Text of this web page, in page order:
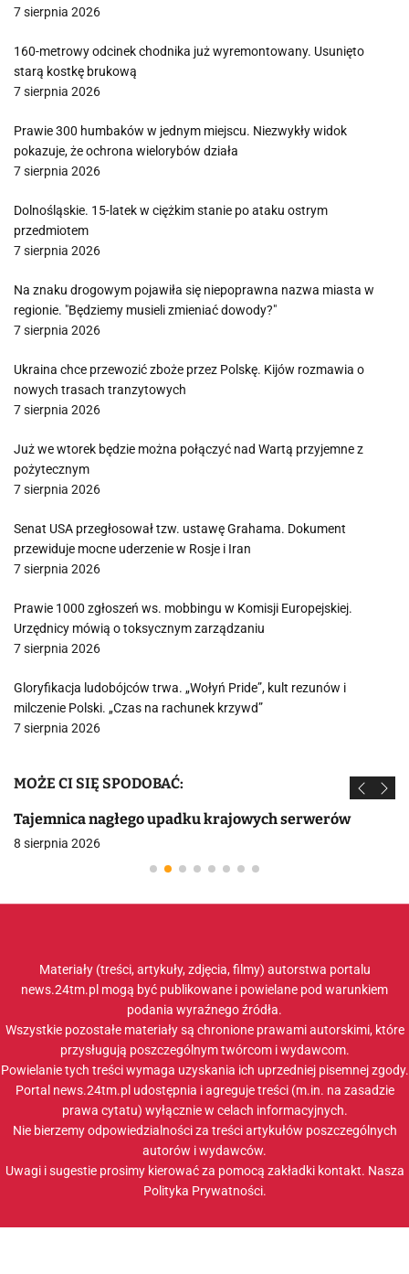
7 sierpnia 2026
160-metrowy odcinek chodnika już wyremontowany. Usunięto
starą kostkę brukową
7 sierpnia 2026
Prawie 300 humbaków w jednym miejscu. Niezwykły widok
pokazuje, że ochrona wielorybów działa
7 sierpnia 2026
Dolnośląskie. 15-latek w ciężkim stanie po ataku ostrym
przedmiotem
7 sierpnia 2026
Na znaku drogowym pojawiła się niepoprawna nazwa miasta w
regionie. "Będziemy musieli zmieniać dowody?"
7 sierpnia 2026
Ukraina chce przewozić zboże przez Polskę. Kijów rozmawia o
nowych trasach tranzytowych
7 sierpnia 2026
Już we wtorek będzie można połączyć nad Wartą przyjemne z
pożytecznym
7 sierpnia 2026
Senat USA przegłosował tzw. ustawę Grahama. Dokument
przewiduje mocne uderzenie w Rosje i Iran
7 sierpnia 2026
Prawie 1000 zgłoszeń ws. mobbingu w Komisji Europejskiej.
Urzędnicy mówią o toksycznym zarządzaniu
7 sierpnia 2026
Gloryfikacja ludobójców trwa. „Wołyń Pride”, kult rezunów i
milczenie Polski. „Czas na rachunek krzywd”
7 sierpnia 2026
MOŻE CI SIĘ SPODOBAĆ:
Tajemnica nagłego upadku krajowych serwerów
8 sierpnia 2026
Materiały (treści, artykuły, zdjęcia, filmy) autorstwa portalu
news.24tm.pl mogą być publikowane i powielane pod warunkiem
podania wyraźnego źródła.
Wszystkie pozostałe materiały są chronione prawami autorskimi, które
przysługują poszczególnym twórcom i wydawcom.
Powielanie tych treści wymaga uzyskania ich uprzedniej pisemnej zgody.
Portal news.24tm.pl udostępnia i agreguje treści (m.in. na zasadzie
prawa cytatu) wyłącznie w celach informacyjnych.
Nie bierzemy odpowiedzialności za treści artykułów poszczególnych
autorów i wydawców.
Uwagi i sugestie prosimy kierować za pomocą zakładki kontakt. Nasza
Polityka Prywatności.